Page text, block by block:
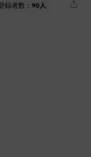
録者数： 90人